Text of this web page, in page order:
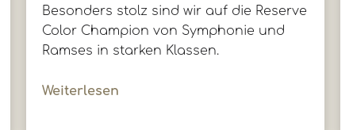
Besonders stolz sind wir auf die Reserve
Color Champion von Symphonie und
Ramses in starken Klassen.
Weiterlesen